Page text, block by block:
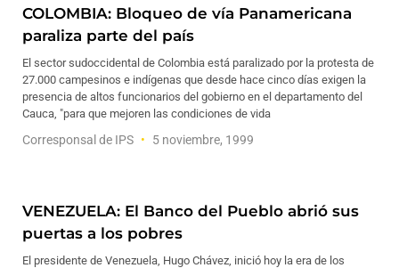
COLOMBIA: Bloqueo de vía Panamericana
paraliza parte del país
El sector sudoccidental de Colombia está paralizado por la protesta de
27.000 campesinos e indígenas que desde hace cinco días exigen la
presencia de altos funcionarios del gobierno en el departamento del
Cauca, "para que mejoren las condiciones de vida
Corresponsal de IPS 5 noviembre, 1999
VENEZUELA: El Banco del Pueblo abrió sus
puertas a los pobres
El presidente de Venezuela, Hugo Chávez, inició hoy la era de los